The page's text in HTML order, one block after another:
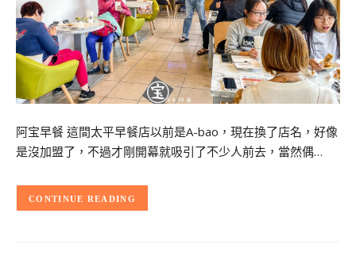
阿宝早餐 這間太平早餐店以前是A-bao，現在換了店名，好像
是沒加盟了，不過才剛開幕就吸引了不少人前去，當然偶…
CONTINUE READING